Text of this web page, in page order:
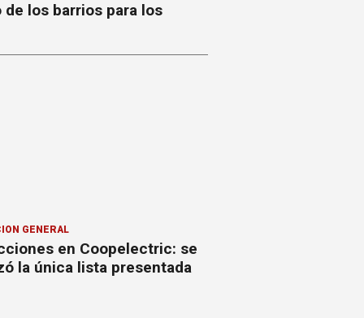
de los barrios para los
GENERAL
en Coopelectric: se
la única lista presentada